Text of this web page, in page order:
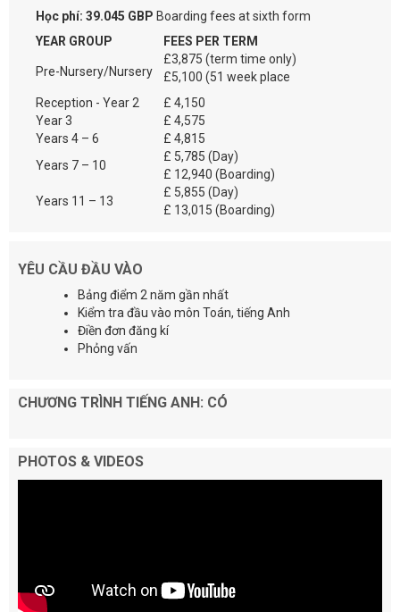
Học phí: 39.045 GBP Boarding fees at sixth form
YEAR GROUP
FEES PER TERM
Pre-Nursery/Nursery
£3,875 (term time only)
£5,100 (51 week place
Reception - Year 2
£ 4,150
Year 3
£ 4,575
Years 4 – 6
£ 4,815
Years 7 – 10
£ 5,785 (Day)
£ 12,940 (Boarding)
Years 11 – 13
£ 5,855 (Day)
£ 13,015 (Boarding)
YÊU CẦU ĐẦU VÀO
Bảng điểm 2 năm gần nhất
Kiểm tra đầu vào môn Toán, tiếng Anh
Điền đơn đăng kí
Phỏng vấn
CHƯƠNG TRÌNH TIẾNG ANH: CÓ
PHOTOS & VIDEOS